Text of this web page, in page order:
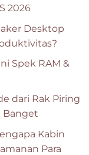
2026
Desktop
Spek RAM &
dari Rak Piring
Banget
Kabin
Para